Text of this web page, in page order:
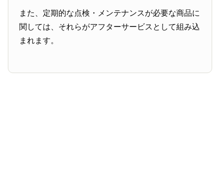
また、定期的な点検・メンテナンスが必要な商品に
関しては、それらがアフターサービスとして組み込
まれます。